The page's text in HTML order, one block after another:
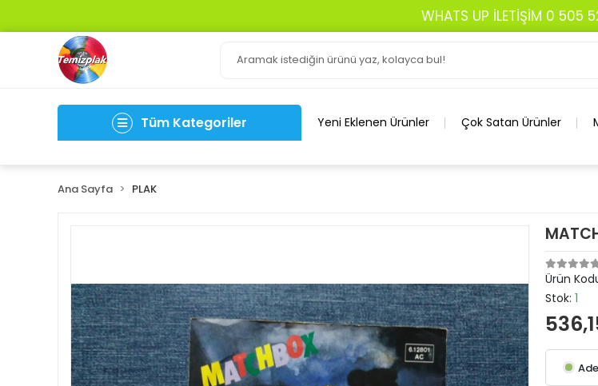
WHATS UP İLETİŞİM 0 505
Tüm Kategoriler Yeni Eklenen Ürünler Çok Satan Ürünler
Ana Sayfa PLAK
Ürün
Stok: 1